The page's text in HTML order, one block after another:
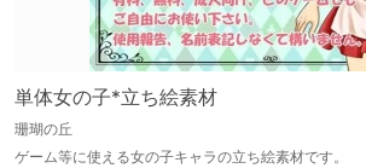
単体女の子*立ち絵素材
珊瑚の丘
ゲーム等に使える女の子キャラの立ち絵素材です。